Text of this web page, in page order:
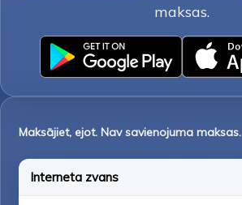
maksas.
Maksājiet, ejot. Nav savienojuma maksas.
Interneta zvans